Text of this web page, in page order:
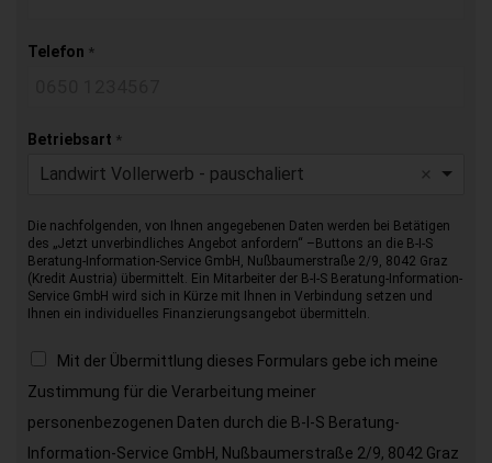
Telefon *
Betriebsart *
Landwirt Vollerwerb - pauschaliert
Die nachfolgenden, von Ihnen angegebenen Daten werden bei Betätigen
des „Jetzt unverbindliches Angebot anfordern“ –Buttons an die B-I-S
Beratung-Information-Service GmbH, Nußbaumerstraße 2/9, 8042 Graz
(Kredit Austria) übermittelt. Ein Mitarbeiter der B-I-S Beratung-Information-
Service GmbH wird sich in Kürze mit Ihnen in Verbindung setzen und
Ihnen ein individuelles Finanzierungsangebot übermitteln.
Mit der Übermittlung dieses Formulars gebe ich meine
Zustimmung für die Verarbeitung meiner
personenbezogenen Daten durch die B-I-S Beratung-
Information-Service GmbH, Nußbaumerstraße 2/9, 8042 Graz